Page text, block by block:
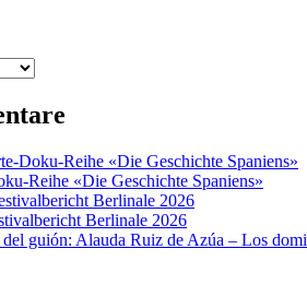
Doku-Reihe «Die Geschichte Spaniens»
Reihe «Die Geschichte Spaniens»
Berlinale 2026
Berlinale 2026
del guión: Alauda Ruiz de Azúa – Los